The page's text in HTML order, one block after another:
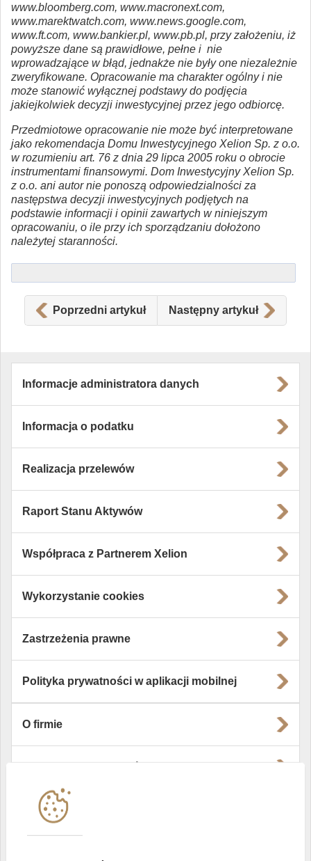
www.bloomberg.com, www.macronext.com,
www.marektwatch.com, www.news.google.com,
www.ft.com, www.bankier.pl, www.pb.pl, przy założeniu, iż
powyższe dane są prawidłowe, pełne i nie
wprowadzające w błąd, jednakże nie były one niezależnie
zweryfikowane. Opracowanie ma charakter ogólny i nie
może stanowić wyłącznej podstawy do podjęcia
jakiejkolwiek decyzji inwestycyjnej przez jego odbiorcę.
Przedmiotowe opracowanie nie może być interpretowane
jako rekomendacja Domu Inwestycyjnego Xelion Sp. z o.o.
w rozumieniu art. 76 z dnia 29 lipca 2005 roku o obrocie
instrumentami finansowymi. Dom Inwestycyjny Xelion Sp.
z o.o. ani autor nie ponoszą odpowiedzialności za
następstwa decyzji inwestycyjnych podjętych na
podstawie informacji i opinii zawartych w niniejszym
opracowaniu, o ile przy ich sporządzaniu dołożono
należytej staranności.
Poprzedni artykuł Następny artykuł
Informacje administratora danych
Informacja o podatku
Realizacja przelewów
Raport Stanu Aktywów
Współpraca z Partnerem Xelion
Wykorzystanie cookies
Zastrzeżenia prawne
Polityka prywatności w aplikacji mobilnej
O firmie
Instytucje współpracujące